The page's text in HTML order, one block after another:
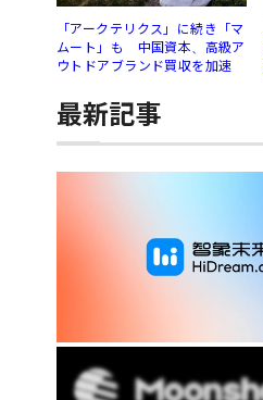
「アークテリクス」に続き「マ
ムート」も 中国資本、高級ア
ウトドアブランド買収を加速
最新記事